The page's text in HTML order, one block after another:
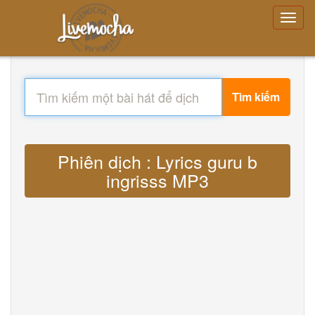
Tìm kiếm
Phiên dịch : Lyrics guru b
ingrisss MP3